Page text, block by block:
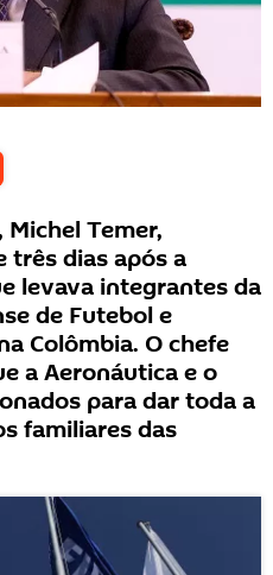
Temer,
três dias após a
levava integrantes da
de Futebol e
Colômbia. O chefe
a Aeronáutica e o
para dar toda a
familiares das